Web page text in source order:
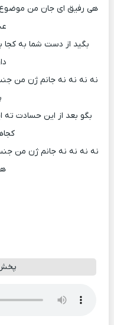
هی رفیق ای جان من موضوع
بگید از دست شما به کجا
نه نه نه نه جانم ژن من
بگو بعد از این حسادت
نه نه نه نه جانم ژن من
پخش